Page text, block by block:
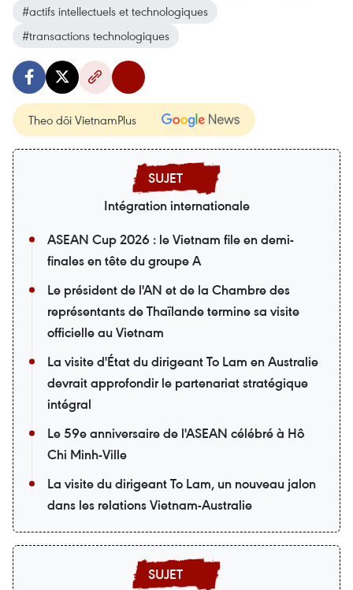
#actifs intellectuels et technologiques
#transactions technologiques
Theo dõi VietnamPlus
Intégration internationale
ASEAN Cup 2026 : le Vietnam file en demi-
finales en tête du groupe A
Le président de l'AN et de la Chambre des
représentants de Thaïlande termine sa visite
officielle au Vietnam
La visite d'État du dirigeant To Lam en Australie
devrait approfondir le partenariat stratégique
intégral
Le 59e anniversaire de l'ASEAN célébré à Hô
Chi Minh-Ville
La visite du dirigeant To Lam, un nouveau jalon
dans les relations Vietnam-Australie